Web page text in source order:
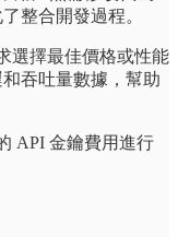
整合開發過程。
選擇最佳價格或性能
吞吐量數據，幫助
API 金鑰費用進行